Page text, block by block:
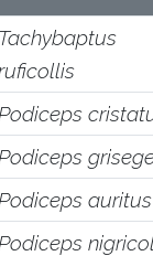
Tachybaptus
auritus